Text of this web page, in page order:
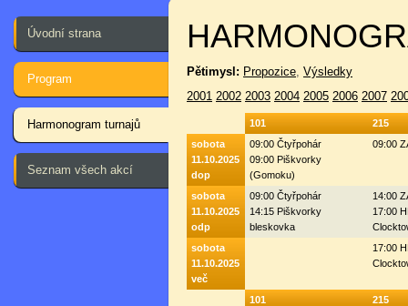
Úvodní strana
Program
Harmonogram turnajů
Seznam všech akcí
Pětimysl: Propozice, Výsledky
2001 2002 2003 2004 2005 2006 2007
101
215
sobota
11.10.2025
dop
09:00 Čtyřpohár
09:00 Piškvorky
(Gomoku)
09:00
sobota
11.10.2025
odp
09:00 Čtyřpohár
14:15 Piškvorky
bleskovka
14:00
17:00
sobota
11.10.2025
več
17:00
101
215